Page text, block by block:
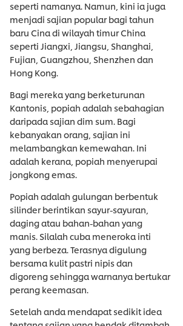
seperti namanya. Namun, kini ia juga
menjadi sajian popular bagi tahun
baru Cina di wilayah timur China
seperti Jiangxi, Jiangsu, Shanghai,
Fujian, Guangzhou, Shenzhen dan
Hong Kong.
Bagi mereka yang berketurunan
Kantonis, popiah adalah sebahagian
daripada sajian dim sum. Bagi
kebanyakan orang, sajian ini
melambangkan kemewahan. Ini
adalah kerana, popiah menyerupai
jongkong emas.
Popiah adalah gulungan berbentuk
silinder berintikan sayur-sayuran,
daging atau bahan-bahan yang
manis. Silalah cuba meneroka inti
yang berbeza. Terasnya digulung
bersama kulit pastri nipis dan
digoreng sehingga warnanya bertukar
perang keemasan.
Setelah anda mendapat sedikit idea